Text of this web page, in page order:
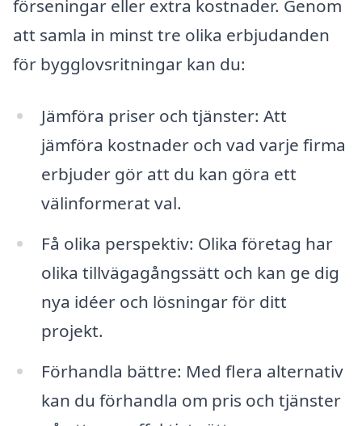
förseningar eller extra kostnader. Genom
att samla in minst tre olika erbjudanden
för bygglovsritningar kan du:
Jämföra priser och tjänster: Att
jämföra kostnader och vad varje firma
erbjuder gör att du kan göra ett
välinformerat val.
Få olika perspektiv: Olika företag har
olika tillvägagångssätt och kan ge dig
nya idéer och lösningar för ditt
projekt.
Förhandla bättre: Med flera alternativ
kan du förhandla om pris och tjänster